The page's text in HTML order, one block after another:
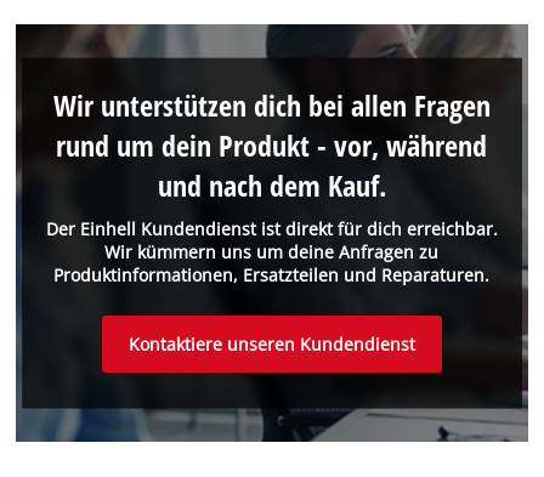
Der Einhell Kundendienst ist direkt für dich erreichbar.
Wir kümmern uns um deine Anfragen zu
Produktinformationen, Ersatzteilen und Reparaturen.
Wir unterstützen dich bei allen Fragen
rund um dein Produkt - vor, während
und nach dem Kauf.
Kontaktiere unseren Kundendienst